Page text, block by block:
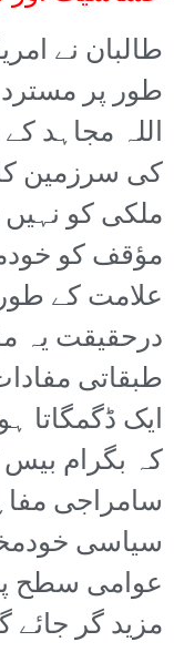
طالبان نے
طور پر
اللہ مجاہد
کی سرزمین
ملکی کو نہیں
مؤقف کو
علامت کے
درحقیقت یہ
طبقاتی
ایک ڈگمگاتا
کہ بگرام
سامراجی
سیاسی
عوامی سطح
مزید گر جائے